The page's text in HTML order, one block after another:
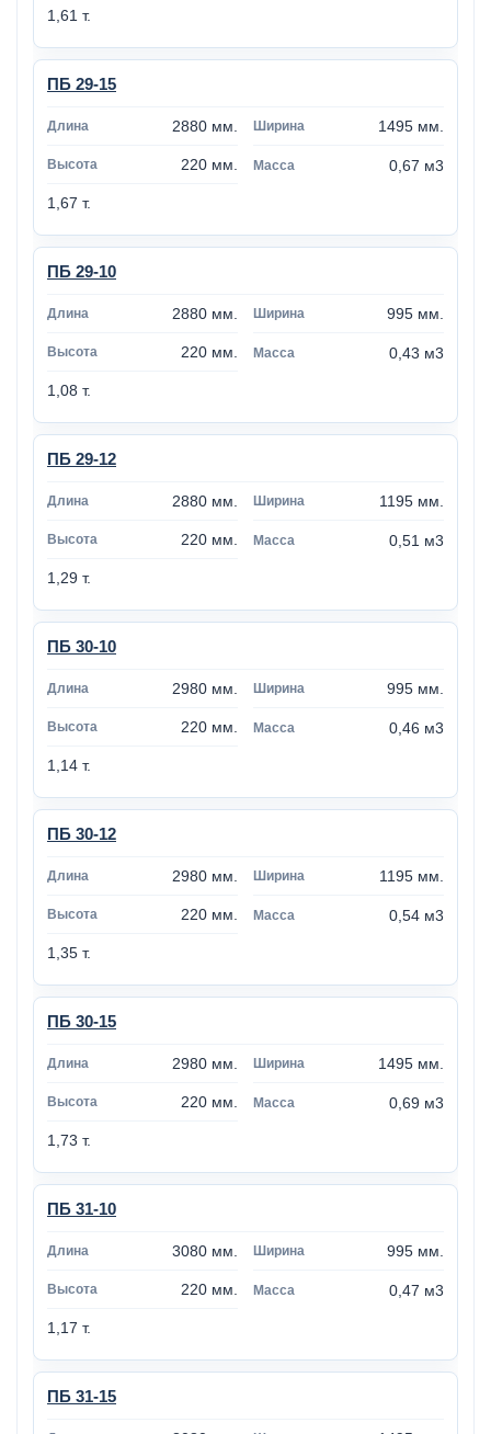
1,61 т.
ПБ 29-15
2880 мм. 1495 мм.
220 мм. 0,67 м3
1,67 т.
ПБ 29-10
2880 мм. 995 мм.
220 мм. 0,43 м3
1,08 т.
ПБ 29-12
2880 мм. 1195 мм.
220 мм. 0,51 м3
1,29 т.
ПБ 30-10
2980 мм. 995 мм.
220 мм. 0,46 м3
1,14 т.
ПБ 30-12
2980 мм. 1195 мм.
220 мм. 0,54 м3
1,35 т.
ПБ 30-15
2980 мм. 1495 мм.
220 мм. 0,69 м3
1,73 т.
ПБ 31-10
3080 мм. 995 мм.
220 мм. 0,47 м3
1,17 т.
ПБ 31-15